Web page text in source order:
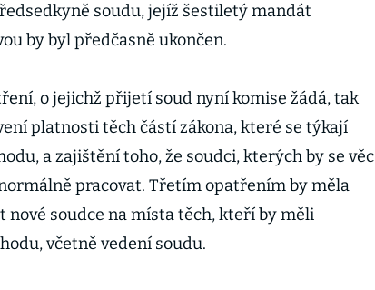
soudu, jejíž šestiletý mandát
by byl předčasně ukončen.
o jejichž přijetí soud nyní komise žádá, tak
platnosti těch částí zákona, které se týkají
a zajištění toho, že soudci, kterých by se věc
pracovat. Třetím opatřením by měla
nové soudce na místa těch, kteří by měli
včetně vedení soudu.